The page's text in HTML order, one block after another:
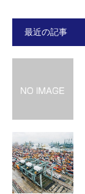
最近の記事